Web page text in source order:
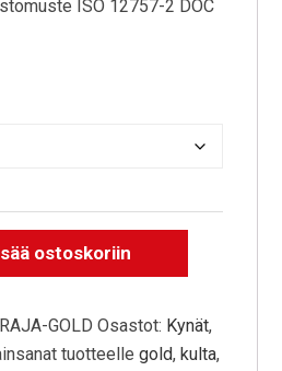
ISO 12757-2 DOC
ostoskoriin
RAJA-GOLD Osastot: Kynät,
tuotteellegold, kulta,